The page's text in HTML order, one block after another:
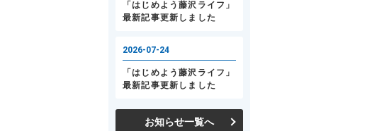
お知らせ一覧へ